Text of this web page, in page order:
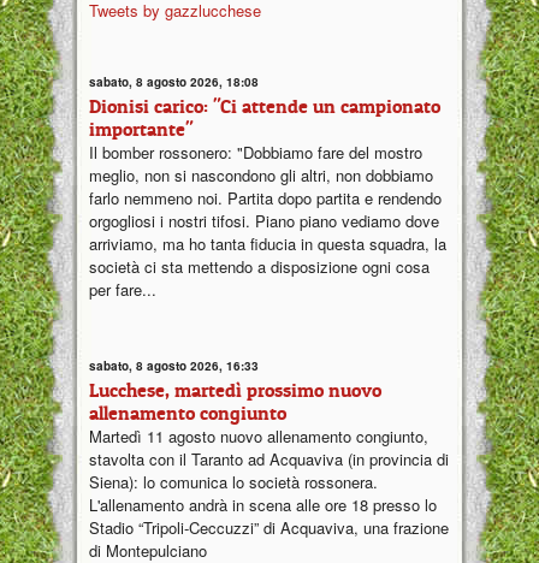
Tweets by gazzlucchese
sabato, 8 agosto 2026, 18:08
Dionisi carico: "Ci attende un campionato
importante"
Il bomber rossonero: "Dobbiamo fare del mostro
meglio, non si nascondono gli altri, non dobbiamo
farlo nemmeno noi. Partita dopo partita e rendendo
orgogliosi i nostri tifosi. Piano piano vediamo dove
arriviamo, ma ho tanta fiducia in questa squadra, la
società ci sta mettendo a disposizione ogni cosa
per fare...
sabato, 8 agosto 2026, 16:33
Lucchese, martedì prossimo nuovo
allenamento congiunto
Martedì 11 agosto nuovo allenamento congiunto,
stavolta con il Taranto ad Acquaviva (in provincia di
Siena): lo comunica lo società rossonera.
L'allenamento andrà in scena alle ore 18 presso lo
Stadio “Tripoli-Ceccuzzi” di Acquaviva, una frazione
di Montepulciano